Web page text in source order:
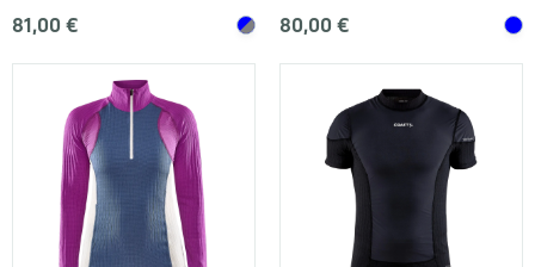
81,00 € 80,00 €